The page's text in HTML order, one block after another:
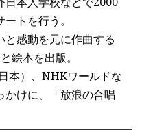
トを行う。
感動を元に作曲する
絵本を出版。
本）、NHKワールドな
かけに、「放浪の合唱